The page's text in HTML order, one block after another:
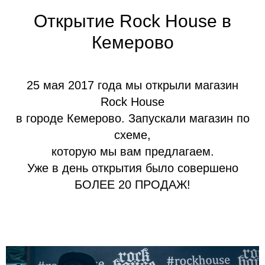
Открытие Rock House в
Кемерово
25 мая 2017 года мы открыли магазин
Rock House
в городе Кемерово. Запускали магазин по
схеме,
которую мы вам предлагаем.
Уже в день открытия было совершено
БОЛЕЕ 20 ПРОДАЖ!